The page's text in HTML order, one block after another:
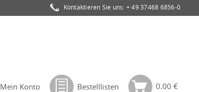
Kontaktieren Sie uns: + 49 37468 6856-0
Mein Konto Bestelllisten 0,00 €